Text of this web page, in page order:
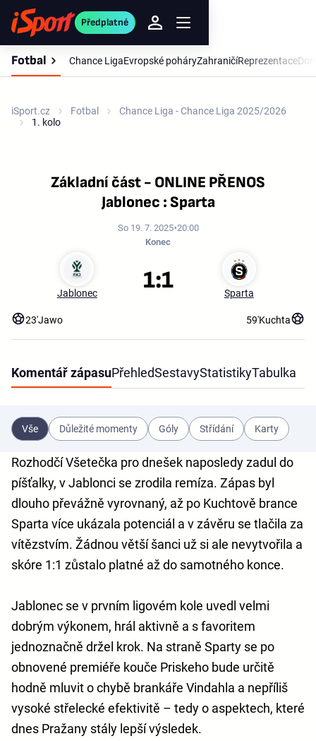
Předplatné
Fotbal Chance LigaEvropské poháryZahraničíReprezentace
iSport.cz Fotbal
Chance Liga - Chance Liga 2025/2026
1. kolo
Základní část - ONLINE PŘENOS
Jablonec : Sparta
So 19. 7. 2025 20:00
Konec
Jablonec Sparta
1:1
23'Jawo 59'Kuchta
Komentář zápasuPřehledSestavyStatistikyTabulka
Vše Důležité momenty Góly Střídání Karty
Rozhodčí Všetečka pro dnešek naposledy zadul do
píšťalky, v Jablonci se zrodila remíza. Zápas byl
dlouho převážně vyrovnaný, až po Kuchtově brance
Sparta více ukázala potenciál a v závěru se tlačila za
vítězstvím. Žádnou větší šanci už si ale nevytvořila a
skóre 1:1 zůstalo platné až do samotného konce.
Jablonec se v prvním ligovém kole uvedl velmi
dobrým výkonem, hrál aktivně a s favoritem
jednoznačně držel krok. Na straně Sparty se po
obnovené premiéře kouče Priskeho bude určitě
hodně mluvit o chybě brankáře Vindahla a nepříliš
vysoké střelecké efektivitě – tedy o aspektech, které
dnes Pražany stály lepší výsledek.